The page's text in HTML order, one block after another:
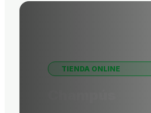
TIENDA ONLINE